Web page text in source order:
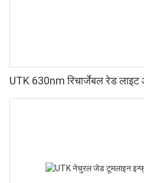
UTK 630nm रिचार्जेबल रेड लाइट